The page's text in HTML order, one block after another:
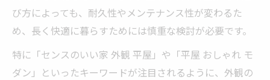
び方によっても、耐久性やメンテナンス性が変わるた
め、長く快適に暮らすためには慎重な検討が必要です。
特に「センスのいい家 外観 平屋」や「平屋 おしゃれ モ
ダン」といったキーワードが注目されるように、外観の